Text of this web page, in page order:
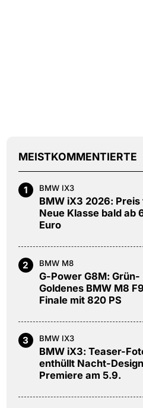
MEISTKOMMENTIERTE
1 BMW IX3
BMW iX3 2026:
Neue Klasse bald ab
Euro
2 BMW M8
G-Power G8M: Grün-
Goldenes BMW M8
Finale mit 820 PS
3 BMW IX3
BMW iX3: Teaser-
enthüllt Nacht-
Premiere am 5.9.